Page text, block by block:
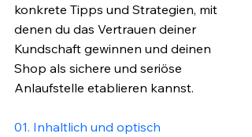
konkrete Tipps und Strategien, mit
denen du das Vertrauen deiner
Kundschaft gewinnen und deinen
Shop als sichere und seriöse
Anlaufstelle etablieren kannst.
01. Inhaltlich und optisch